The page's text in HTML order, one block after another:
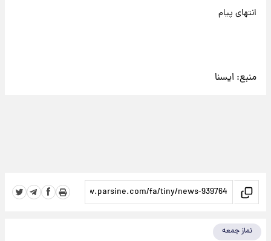
انتهای پیام
منبع: ايسنا
نماز جمعه